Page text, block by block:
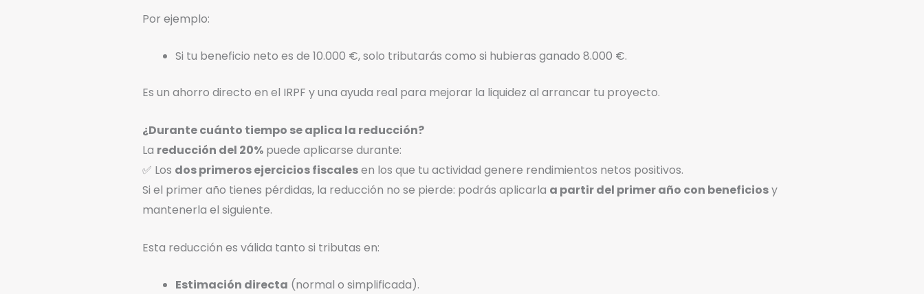
Por ejemplo:
Si tu beneficio neto es de 10.000 €, solo tributarás como si hubieras ganado 8.000 €.
Es un ahorro directo en el IRPF y una ayuda real para mejorar la liquidez al arrancar tu proyecto.
¿Durante cuánto tiempo se aplica la reducción?
La reducción del 20%puede aplicarse durante:
✅ Los dos primeros ejercicios fiscalesen los que tu actividad genere rendimientos netos positivos.
Si el primer año tienes pérdidas, la reducción no se pierde: podrás aplicarla a partir del primer año con beneficiosy
mantenerla el siguiente.
Esta reducción es válida tanto si tributas en:
Estimación directa (normal o simplificada).